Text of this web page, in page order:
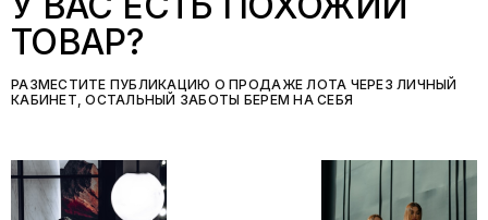
ТОВАР?
РАЗМЕСТИТЕ ПУБЛИКАЦИЮ О ПРОДАЖЕ ЛОТА ЧЕРЕЗ ЛИЧНЫЙ
КАБИНЕТ, ОСТАЛЬНЫЙ ЗАБОТЫ БЕРЕМ НА СЕБЯ